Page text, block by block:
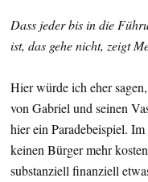
Dass jeder bis in die
ist, das gehe nicht, zeigt
Hier würde ich eher
von Gabriel und seinen
hier ein Paradebeispiel.
keinen Bürger mehr
substanziell finanziell